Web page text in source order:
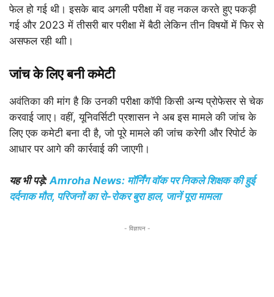
फेल हो गई थी। इसके बाद अगली परीक्षा में वह नकल करते हुए पकड़ी
गई और 2023 में तीसरी बार परीक्षा में बैठी लेकिन तीन विषयों में फिर से
असफल रही थाी।
जांच के लिए बनी कमेटी
अवंतिका की मांग है कि उनकी परीक्षा कॉपी किसी अन्य प्रोफेसर से चेक
करवाई जाए। वहीं, यूनिवर्सिटी प्रशासन ने अब इस मामले की जांच के
लिए एक कमेटी बना दी है, जो पूरे मामले की जांच करेगी और रिपोर्ट के
आधार पर आगे की कार्रवाई की जाएगी।
यह भी पड़े: Amroha News: मॉर्निंग वॉक पर निकले शिक्षक की हुई
दर्दनाक मौत, परिजनों का रो-रोकर बुरा हाल, जानें पूरा मामला
- विज्ञापन -